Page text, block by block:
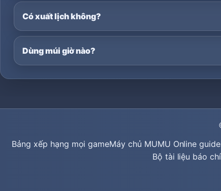
Có xuất lịch không?
Dùng múi giờ nào?
Bảng xếp hạng mọi gameMáy chủ MUMU Online guide
Bộ tài liệu báo